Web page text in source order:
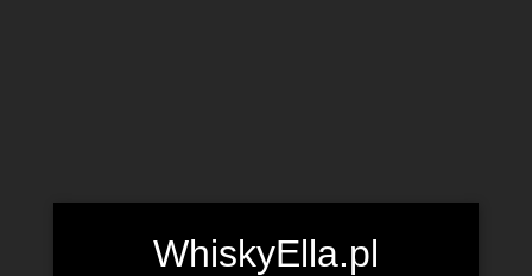
WhiskyElla.pl